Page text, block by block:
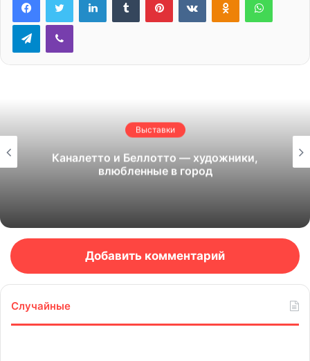
TelegramViber
Выставки
Каналетто и Беллотто — художники,
влюбленные в город
Добавить комментарий
Случайные